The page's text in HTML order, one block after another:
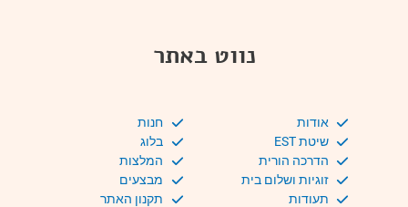
נווט באתר
אודות
שיטת EST
הדרכה הורית
זוגיות ושלום בית
תעודות
חנות
בלוג
המלצות
מבצעים
תקנון האתר